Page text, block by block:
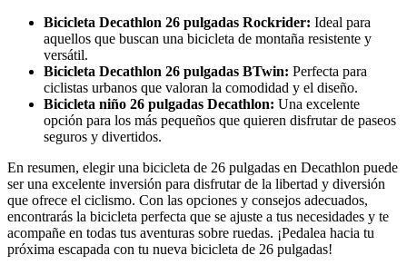
Bicicleta Decathlon 26 pulgadas Rockrider: Ideal para
aquellos que buscan una bicicleta de montaña resistente y
versátil.
Bicicleta Decathlon 26 pulgadas BTwin: Perfecta para
ciclistas urbanos que valoran la comodidad y el diseño.
Bicicleta niño 26 pulgadas Decathlon: Una excelente
opción para los más pequeños que quieren disfrutar de paseos
seguros y divertidos.
En resumen, elegir una bicicleta de 26 pulgadas en Decathlon puede
ser una excelente inversión para disfrutar de la libertad y diversión
que ofrece el ciclismo. Con las opciones y consejos adecuados,
encontrarás la bicicleta perfecta que se ajuste a tus necesidades y te
acompañe en todas tus aventuras sobre ruedas. ¡Pedalea hacia tu
próxima escapada con tu nueva bicicleta de 26 pulgadas!